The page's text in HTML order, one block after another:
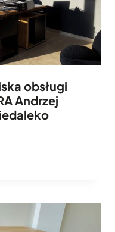
obsługi
Andrzej